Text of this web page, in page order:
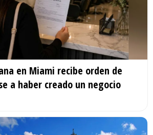
en Miami recibe orden de
a haber creado un negocio